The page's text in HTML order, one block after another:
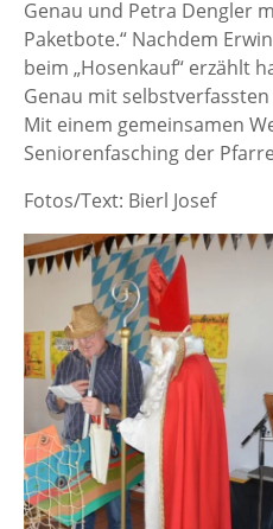
Genau und Petra Dengler
Paketbote.“ Nachdem
beim „Hosenkauf“ erzählt
Genau mit
Mit einem gemeinsamen
Seniorenfasching der
Fotos/Text: Bierl Josef